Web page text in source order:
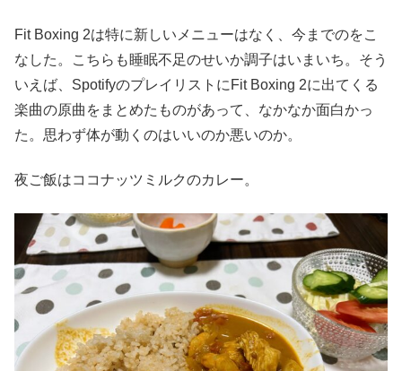
Fit Boxing 2は特に新しいメニューはなく、今までのをこ
なした。こちらも睡眠不足のせいか調子はいまいち。そう
いえば、SpotifyのプレイリストにFit Boxing 2に出てくる
楽曲の原曲をまとめたものがあって、なかなか面白かっ
た。思わず体が動くのはいいのか悪いのか。
夜ご飯はココナッツミルクのカレー。